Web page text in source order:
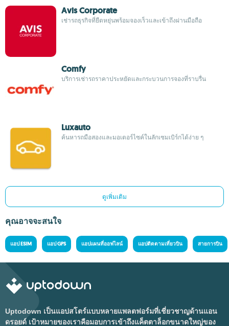
Avis Corporate
เช่ารถธุรกิจที่ยืดหยุ่นพร้อมจองเร็วและเข้าถึงผ่านมือถือ
Comfy
บริการเช่ารถราคาประหยัดและกระบวนการจองที่ราบรื่น
Luxauto
ค้นหารถมือสองและมอเตอร์ไซค์ในลักเซมเบิร์กได้ง่าย ๆ
ดูเพิ่มเติม
คุณอาจจะสนใจ
แอป ESIM แอป GPS แอปแผนที่ออฟไลน์ แอปติดตามเที่ยวบิน สายการบิน
Uptodown เป็นแอปสโตร์แบบหลายแพลตฟอร์มที่เชี่ยวชาญด้านแอน
ดรอยด์ เป้าหมายของเราคือมอบการเข้าถึงแค็ตตาล็อกขนาดใหญ่ของ